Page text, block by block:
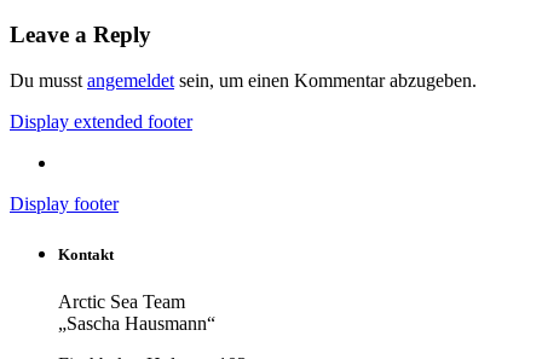
Leave a Reply
Du musstangemeldetsein, um einen Kommentar abzugeben.
Display extended footer
Display footer
Kontakt
Arctic Sea Team
„Sascha Hausmann“